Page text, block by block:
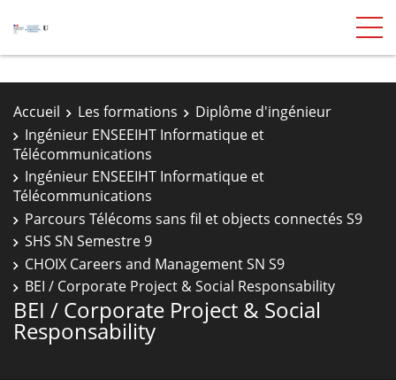
Accueil Les formations
Diplôme d'ingénieur
Ingénieur ENSEEIHT Informatique et
Télécommunications
Ingénieur ENSEEIHT Informatique et
Télécommunications
Parcours Télécoms sans fil et objects connectés S9
SHS SN Semestre 9
CHOIX Careers and Management SN S9
BEI / Corporate Project & Social Responsability
BEI / Corporate Project & Social
Responsability